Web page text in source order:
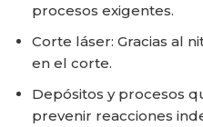
procesos exigentes.
Corte láser: Gracias al
en el corte.
Depósitos y procesos
prevenir reacciones